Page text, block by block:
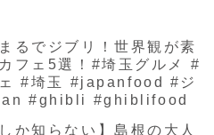
るでジブリ！世界観が素
フェ5選！#埼玉グルメ #
#埼玉 #japanfood #ジ
#ghibli #ghiblifood
か知らない】島根の大人